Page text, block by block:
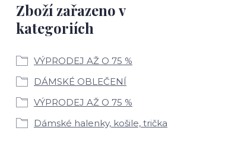
Zboží zařazeno v
kategoriích
VÝPRODEJ AŽ O 75 %
DÁMSKÉ OBLEČENÍ
VÝPRODEJ AŽ O 75 %
Dámské halenky, košile, trička